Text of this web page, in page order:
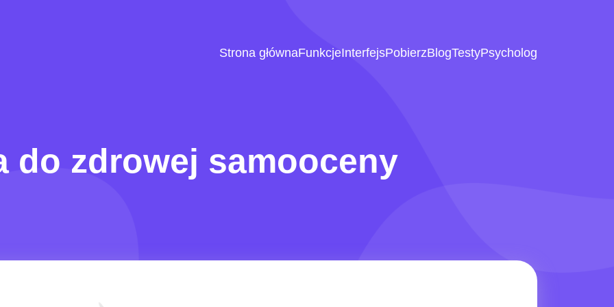
Strona głównaFunkcjeInterfejsPobierzBlogTestyPsycholog
do zdrowej samooceny